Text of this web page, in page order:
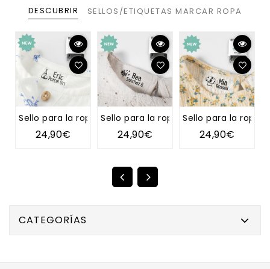
DESCUBRIR SELLOS/ETIQUETAS MARCAR ROPA
Sello para la ropa TIPI
24,90€
Sello para la ropa DIENTE DE LEÓN
24,90€
Sello para la ropa
24,90€
CATEGORÍAS